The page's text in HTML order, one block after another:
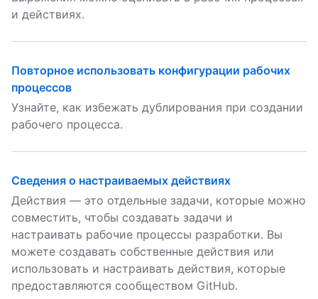
и действиях.
Повторное использовать конфигурации рабочих
процессов
Узнайте, как избежать дублирования при создании
рабочего процесса.
Сведения о настраиваемых действиях
Действия — это отдельные задачи, которые можно
совместить, чтобы создавать задачи и
настраивать рабочие процессы разработки. Вы
можете создавать собственные действия или
использовать и настраивать действия, которые
предоставляются сообществом GitHub.